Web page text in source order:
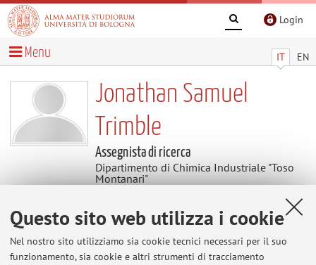
Questo sito web utilizza i cookie
Nel nostro sito utilizziamo sia cookie tecnici necessari per il suo
funzionamento, sia cookie e altri strumenti di tracciamento
Login
IT EN
Menu
Jonathan Samuel
Trimble
Assegnista di ricerca
Dipartimento di Chimica Industriale "Toso
Montanari"
Avvisi
Al momento non sono presenti avvisi.